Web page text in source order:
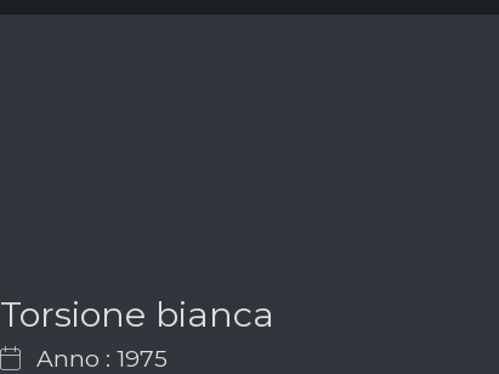
Torsione bianca
Anno : 1975